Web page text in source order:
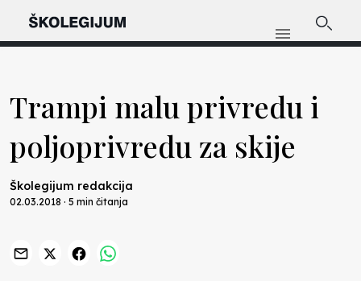
Trampi malu privredu i
poljoprivredu za skije
Školegijum redakcija
02.03.2018 · 5 min čitanja